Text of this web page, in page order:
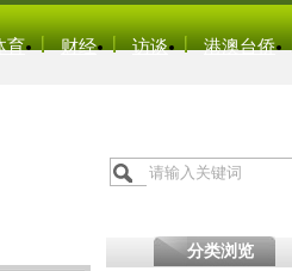
育 财经 访谈 港澳台侨
分类浏览